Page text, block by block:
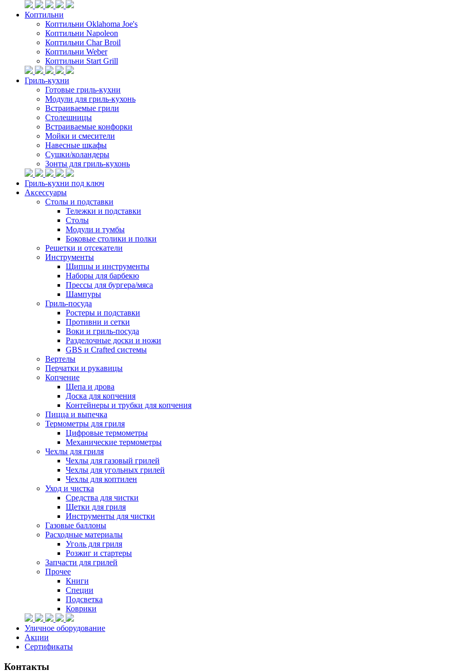
Коптильни
Коптильни Oklahoma Joe's
Коптильни Napoleon
Коптильни Char Broil
Коптильни Weber
Коптильни Start Grill
Гриль-кухни
Готовые гриль-кухни
Модули для гриль-кухонь
Встраиваемые грили
Столешницы
Встраиваемые конфорки
Мойки и смесители
Навесные шкафы
Сушки/коландеры
Зонты для гриль-кухонь
Гриль-кухни под ключ
Аксессуары
Столы и подставки
Тележки и подставки
Столы
Модули и тумбы
Боковые столики и полки
Решетки и отсекатели
Инструменты
Щипцы и инструменты
Наборы для барбекю
Прессы для бургера/мяса
Шампуры
Гриль-посуда
Ростеры и подставки
Противни и сетки
Воки и гриль-посуда
Разделочные доски и ножи
GBS и Crafted системы
Вертелы
Перчатки и рукавицы
Копчение
Щепа и дрова
Доска для копчения
Контейнеры и трубки для копчения
Пицца и выпечка
Термометры для гриля
Цифровые термометры
Механические термометры
Чехлы для гриля
Чехлы для газовый грилей
Чехлы для угольных грилей
Чехлы для коптилен
Уход и чистка
Средства для чистки
Щетки для гриля
Инструменты для чистки
Газовые баллоны
Расходные материалы
Уголь для гриля
Розжиг и стартеры
Запчасти для грилей
Прочее
Книги
Специи
Подсветка
Коврики
Уличное оборудование
Акции
Сертификаты
Контакты